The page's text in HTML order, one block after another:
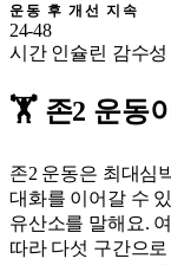
운동 후 개선 지속
24-48
시간 인슐린 감수성
🏋️ 존2 운동
존2 운동은 최대심
대화를 이어갈 수
유산소를 말해요.
따라 다섯 구간으